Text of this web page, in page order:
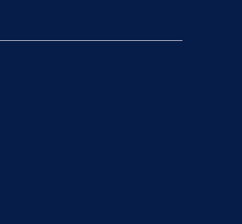
Industria Vender Mais